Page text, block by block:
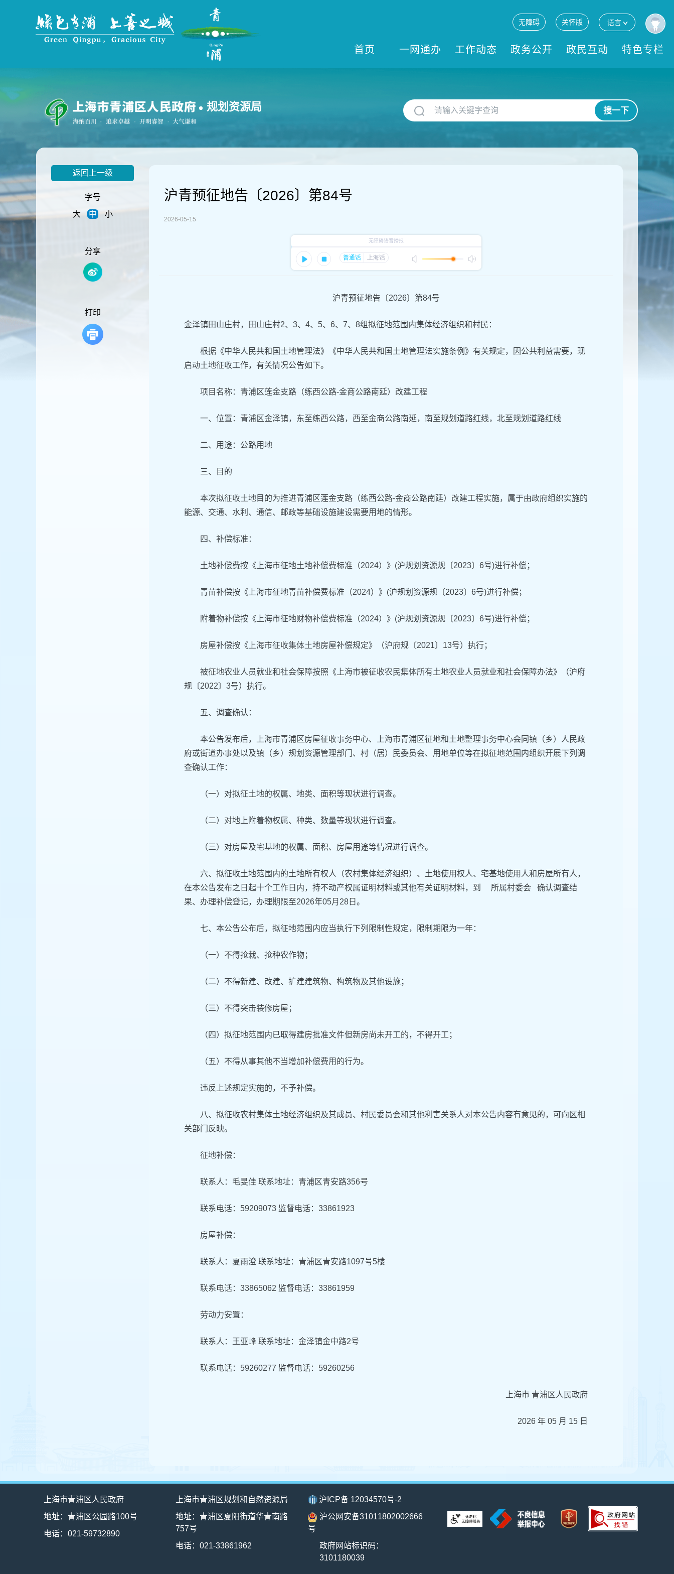
到
主
要
内
无障碍 关怀版 语言
首页 一网通办 工作动态 政务公开 政民互动 特色专栏
规划资源局 搜一下
返回上一级
字号
大
中 小
分享
打印
沪青预征地告〔2026〕第84号
2026-05-15
沪青预征地告〔2026〕第84号
金泽镇田山庄村，田山庄村2、3、4、5、6、7、8组拟征地范围内集体经济组织和村民：
根据《中华人民共和国土地管理法》《中华人民共和国土地管理法实施条例》有关规定，因公共利益需要，现
启动土地征收工作，有关情况公告如下。
项目名称：青浦区莲金支路（练西公路-金商公路南延）改建工程
一、位置：青浦区金泽镇，东至练西公路，西至金商公路南延，南至规划道路红线，北至规划道路红线
二、用途：公路用地
三、目的
本次拟征收土地目的为推进青浦区莲金支路（练西公路-金商公路南延）改建工程实施，属于由政府组织实施的
能源、交通、水利、通信、邮政等基础设施建设需要用地的情形。
四、补偿标准：
土地补偿费按《上海市征地土地补偿费标准（2024）》(沪规划资源规〔2023〕6号)进行补偿；
青苗补偿按《上海市征地青苗补偿费标准（2024）》(沪规划资源规〔2023〕6号)进行补偿；
附着物补偿按《上海市征地财物补偿费标准（2024）》(沪规划资源规〔2023〕6号)进行补偿；
房屋补偿按《上海市征收集体土地房屋补偿规定》（沪府规〔2021〕13号）执行；
被征地农业人员就业和社会保障按照《上海市被征收农民集体所有土地农业人员就业和社会保障办法》（沪府
规〔2022〕3号）执行。
五、调查确认：
本公告发布后，上海市青浦区房屋征收事务中心、上海市青浦区征地和土地整理事务中心会同镇（乡）人民政
府或街道办事处以及镇（乡）规划资源管理部门、村（居）民委员会、用地单位等在拟征地范围内组织开展下列调
查确认工作：
（一）对拟征土地的权属、地类、面积等现状进行调查。
（二）对地上附着物权属、种类、数量等现状进行调查。
（三）对房屋及宅基地的权属、面积、房屋用途等情况进行调查。
六、拟征收土地范围内的土地所有权人（农村集体经济组织）、土地使用权人、宅基地使用人和房屋所有人，
在本公告发布之日起十个工作日内，持不动产权属证明材料或其他有关证明材料，到 所属村委会 确认调查结
果、办理补偿登记，办理期限至2026年05月28日。
七、本公告公布后，拟征地范围内应当执行下列限制性规定，限制期限为一年：
（一）不得抢栽、抢种农作物；
（二）不得新建、改建、扩建建筑物、构筑物及其他设施；
（三）不得突击装修房屋；
（四）拟征地范围内已取得建房批准文件但新房尚未开工的，不得开工；
（五）不得从事其他不当增加补偿费用的行为。
违反上述规定实施的，不予补偿。
八、拟征收农村集体土地经济组织及其成员、村民委员会和其他利害关系人对本公告内容有意见的，可向区相
关部门反映。
征地补偿：
联系人：毛旻佳 联系地址：青浦区青安路356号
联系电话：59209073 监督电话：33861923
房屋补偿：
联系人：夏雨澄 联系地址：青浦区青安路1097号5楼
联系电话：33865062 监督电话：33861959
劳动力安置：
联系人：王亚峰 联系地址：金泽镇金中路2号
联系电话：59260277 监督电话：59260256
上海市 青浦区人民政府
2026 年 05 月 15 日
上海市青浦区人民政府
地址：青浦区公园路100号
电话：021-59732890
上海市青浦区规划和自然资源局
地址：青浦区夏阳街道华青南路
757号
电话：021-33861962
沪ICP备 12034570号-2
沪公网安备31011802002666
号
政府网站标识码：
3101180039